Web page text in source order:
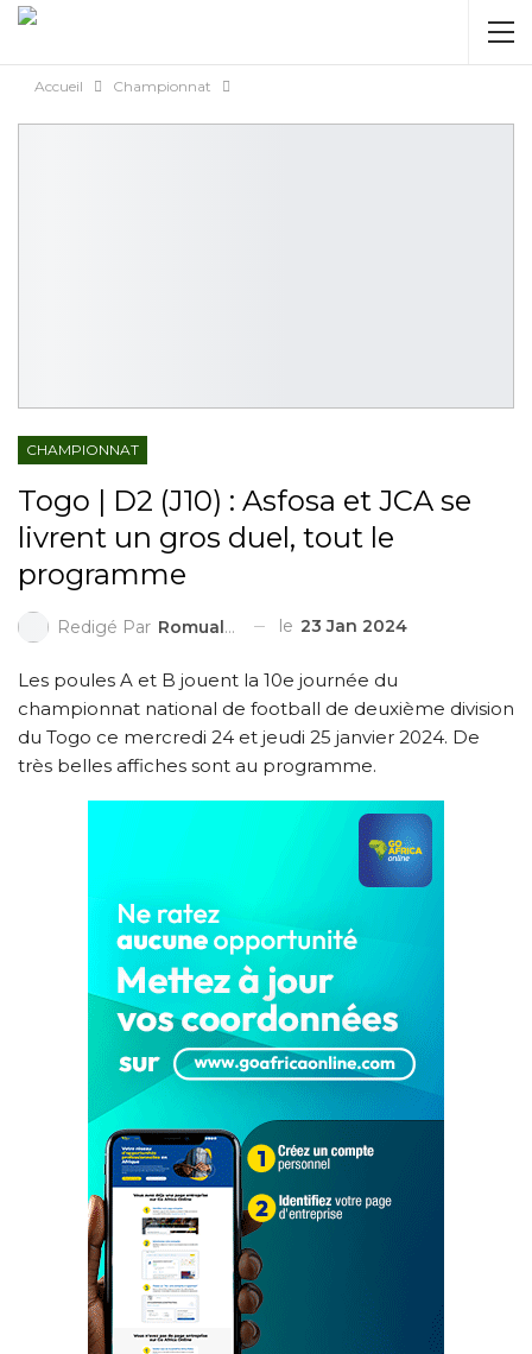
Accueil Championnat
CHAMPIONNAT
Togo | D2 (J10) : Asfosa et JCA se
livrent un gros duel, tout le
programme
Redigé Par Romuald HEDEDJI le 23 Jan 2024
Les poules A et B jouent la 10e journée du
championnat national de football de deuxième division
du Togo ce mercredi 24 et jeudi 25 janvier 2024. De
très belles affiches sont au programme.
AUTORISATION DE LA HAAC N°0134/HAAC/12-